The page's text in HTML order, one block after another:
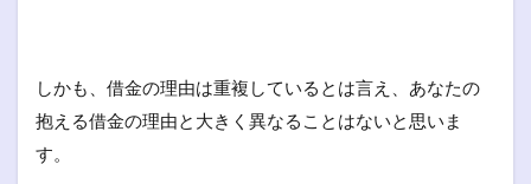
しかも、借金の理由は重複しているとは言え、あなたの
抱える借金の理由と大きく異なることはないと思いま
す。